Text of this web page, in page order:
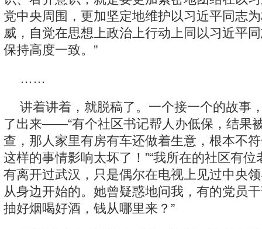
党中央周围，更加坚定地维护以习近平同志
威，自觉在思想上政治上行动上同以习近平
保持高度一致。”
……
讲着讲着，就脱稿了。一个接一个的故事
了出来——“有个社区书记帮人办低保，结果
查，那人家里有房有车还做着生意，根本不
这样的事情影响太坏了！”“我所在的社区有
有离开过武汉，只是偶尔在电视上见过中央
从身边开始的。她曾疑惑地问我，有的党员
抽好烟喝好酒，钱从哪里来？”